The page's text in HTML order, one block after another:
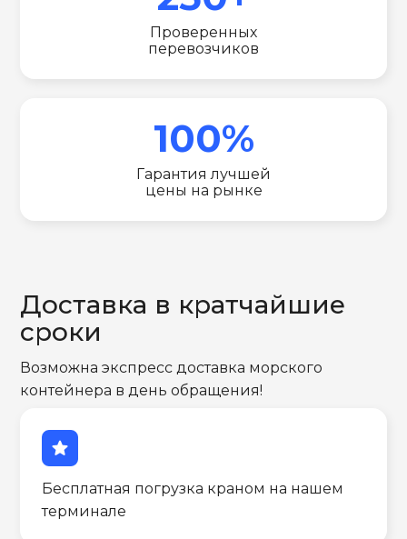
Проверенных
перевозчиков
100%
Гарантия лучшей
цены на рынке
Доставка в кратчайшие
сроки
Возможна экспресс доставка морского
контейнера в день обращения!
star
Бесплатная погрузка краном на нашем
терминале